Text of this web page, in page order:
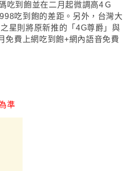
吃到飽並在二月起微調高4Ｇ
吃到飽的差距 。另外，台灣大
之星則將原新推的 「 4G尊爵 」與
免費上網吃到飽+網內語音免費
準